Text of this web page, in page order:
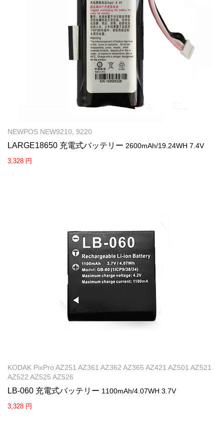
NEWPOS NEW9210, 9220
LARGE18650 充電式バッテリー 2600mAh/19.24WH 7.4V
3,328 円
KODAK PixPro AZ251 AZ361 AZ362 AZ365 AZ421 AZ501 AZ521
AZ522 AZ525 AZ526
LB-060 充電式バッテリー 1100mAh/4.07WH 3.7V
3,328 円